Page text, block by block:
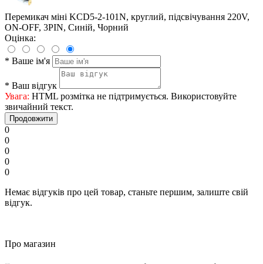
Перемикач міні KCD5-2-101N, круглий, підсвічування 220V,
ON-OFF, 3PIN, Синій, Чорний
Оцінка:
* Ваше ім'я
* Ваш відгук
Увага: HTML розмітка не підтримується. Використовуйте
звичайний текст.
Продовжити
0
0
0
0
0
Немає відгуків про цей товар, станьте першим, залиште свій
відгук.
Про магазин